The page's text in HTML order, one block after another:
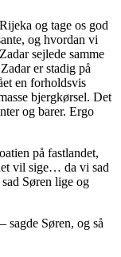
og tage os god
og hvordan vi
sejlede samme
er stadig på
en forholdsvis
bjergkørsel. Det
og barer. Ergo
på fastlandet,
vil sige… da vi sad
Søren lige og
sagde Søren, og så